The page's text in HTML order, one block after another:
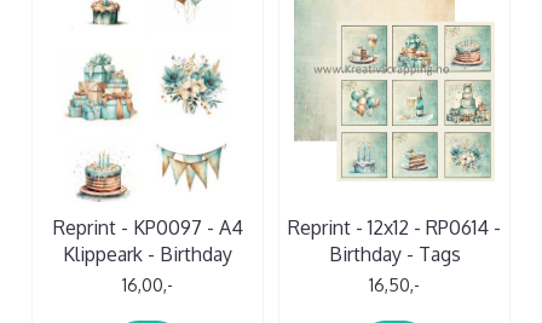
Reprint - KP0097 - A4
Klippeark - Birthday
16,00,-
Reprint - 12x12 - RP0614 -
Birthday - Tags
16,50,-